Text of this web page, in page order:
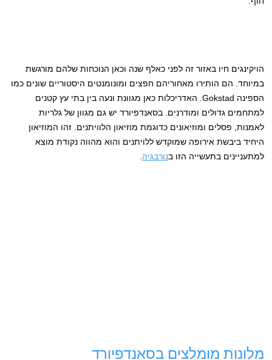
הויקינגים חיו באזור זה לפני כאלף שנה וכאן הנוכחות שלהם מורגשת
במיוחד. הם הותירו מאחוריהם חפצים ומונומנטים היסטוריים שונים כמו
הספינה Gokstad. האדריכלות כאן מגוונת ונעה בין בתי עץ קטנים
למתחמים גדולים ומודרנים. בסאנדפיורד יש גם מגוון של גלריות
לאמנות, פסלים ומוזיאונים כדוגמת מוזיאון הלוויתנים. זהו המוזיאון
היחיד ביבשת אירופה שמוקדש ללויתנים והוא מהווה נקודת מוצא
למתעניינים בתעשייה הזו בנורבגיה.
מלונות מומלצים בסאנדפיורד